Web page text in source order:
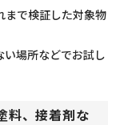
まで検証した対象物
い場所などでお試し
料、接着剤な